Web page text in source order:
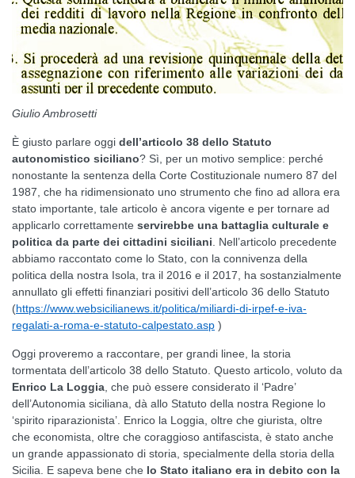
Giulio Ambrosetti
È giusto parlare oggi dell’articolo 38 dello Statuto
autonomistico siciliano? Sì, per un motivo semplice: perché
nonostante la sentenza della Corte Costituzionale numero 87 del
1987, che ha ridimensionato uno strumento che fino ad allora era
stato importante, tale articolo è ancora vigente e per tornare ad
applicarlo correttamente servirebbe una battaglia culturale e
politica da parte dei cittadini siciliani. Nell’articolo precedente
abbiamo raccontato come lo Stato, con la connivenza della
politica della nostra Isola, tra il 2016 e il 2017, ha sostanzialmente
annullato gli effetti finanziari positivi dell’articolo 36 dello Statuto
(https://www.websicilianews.it/politica/miliardi-di-irpef-e-iva-
regalati-a-roma-e-statuto-calpestato.asp )
Oggi proveremo a raccontare, per grandi linee, la storia
tormentata dell’articolo 38 dello Statuto. Questo articolo, voluto da
Enrico La Loggia, che può essere considerato il ‘Padre’
dell’Autonomia siciliana, dà allo Statuto della nostra Regione lo
‘spirito riparazionista’. Enrico la Loggia, oltre che giurista, oltre
che economista, oltre che coraggioso antifascista, è stato anche
un grande appassionato di storia, specialmente della storia della
Sicilia. E sapeva bene che lo Stato italiano era in debito con la